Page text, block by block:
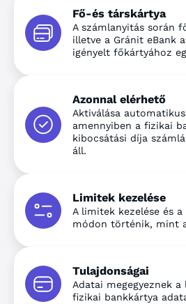
Fő-és társkártya
A számlanyitás során
illetve a Gránit eBank
igényelt főkártyához
Azonnal elérhető
Aktiválása
amennyiben a fizikai
kibocsátási díja
áll.
Limitek kezelése
A limitek kezelése és
módon történik, mint
Tulajdonságai
Adatai megegyeznek a
fizikai bankkártya